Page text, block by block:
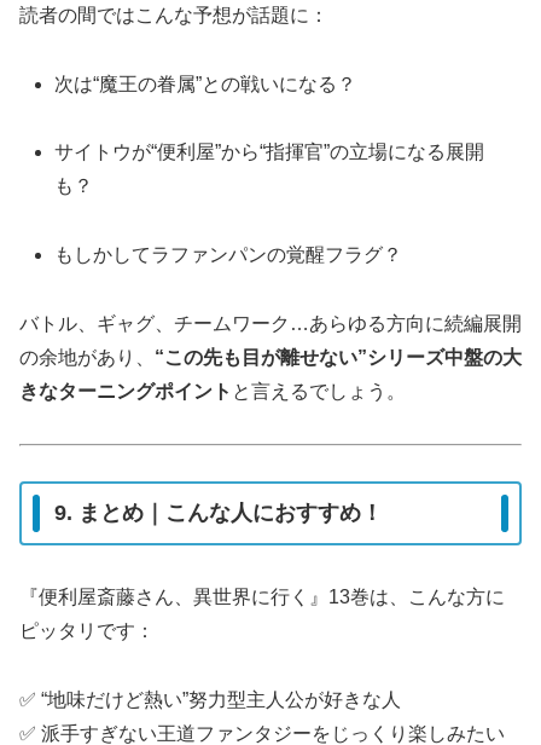
読者の間ではこんな予想が話題に：
次は“魔王の眷属”との戦いになる？
サイトウが“便利屋”から“指揮官”の立場になる展開
も？
もしかしてラファンパンの覚醒フラグ？
バトル、ギャグ、チームワーク…あらゆる方向に続編展開
の余地があり、 “この先も目が離せない”シリーズ中盤の大
きなターニングポイント と言えるでしょう。
9. まとめ｜こんな人におすすめ！
『便利屋斎藤さん、異世界に行く』13巻は、こんな方に
ピッタリです：
✅ “地味だけど熱い”努力型主人公が好きな人
✅ 派手すぎない王道ファンタジーをじっくり楽しみたい